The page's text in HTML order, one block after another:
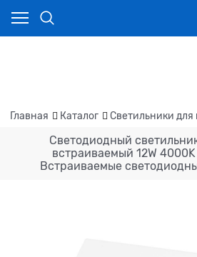
Главная Каталог Светильники
Светодиодный
встраиваемый 12W
Встраиваемые